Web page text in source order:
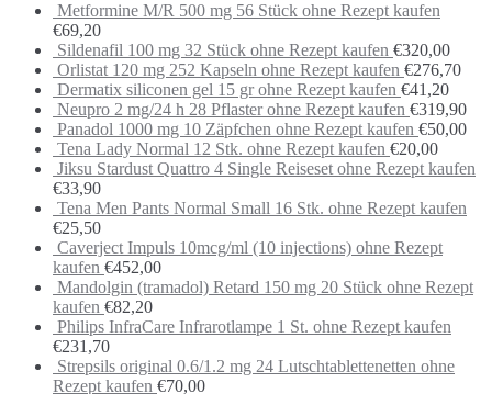
Metformine M/R 500 mg 56 Stück ohne Rezept kaufen
€69,20
Sildenafil 100 mg 32 Stück ohne Rezept kaufen €320,00
Orlistat 120 mg 252 Kapseln ohne Rezept kaufen €276,70
Dermatix siliconen gel 15 gr ohne Rezept kaufen €41,20
Neupro 2 mg/24 h 28 Pflaster ohne Rezept kaufen €319,90
Panadol 1000 mg 10 Zäpfchen ohne Rezept kaufen €50,00
Tena Lady Normal 12 Stk. ohne Rezept kaufen €20,00
Jiksu Stardust Quattro 4 Single Reiseset ohne Rezept kaufen
€33,90
Tena Men Pants Normal Small 16 Stk. ohne Rezept kaufen
€25,50
Caverject Impuls 10mcg/ml (10 injections) ohne Rezept
kaufen €452,00
Mandolgin (tramadol) Retard 150 mg 20 Stück ohne Rezept
kaufen €82,20
Philips InfraCare Infrarotlampe 1 St. ohne Rezept kaufen
€231,70
Strepsils original 0.6/1.2 mg 24 Lutschtablettenetten ohne
Rezept kaufen €70,00